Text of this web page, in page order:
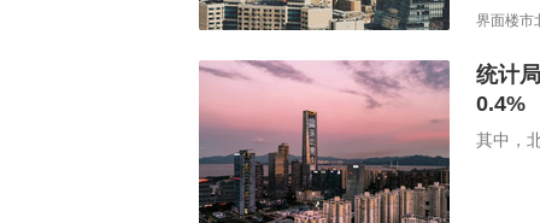
界面楼市
统计
0.4%
其中，